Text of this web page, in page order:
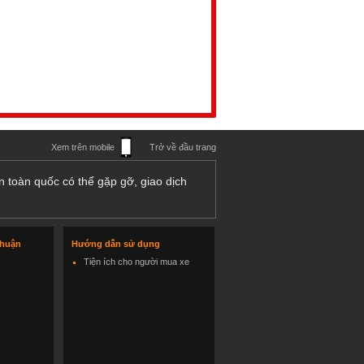
Xem trên mobile Trở về đầu trang
toàn quốc có thể gặp gỡ, giao dịch
Hướng dẫn sử dụng
Tiện ích cho người mua xe